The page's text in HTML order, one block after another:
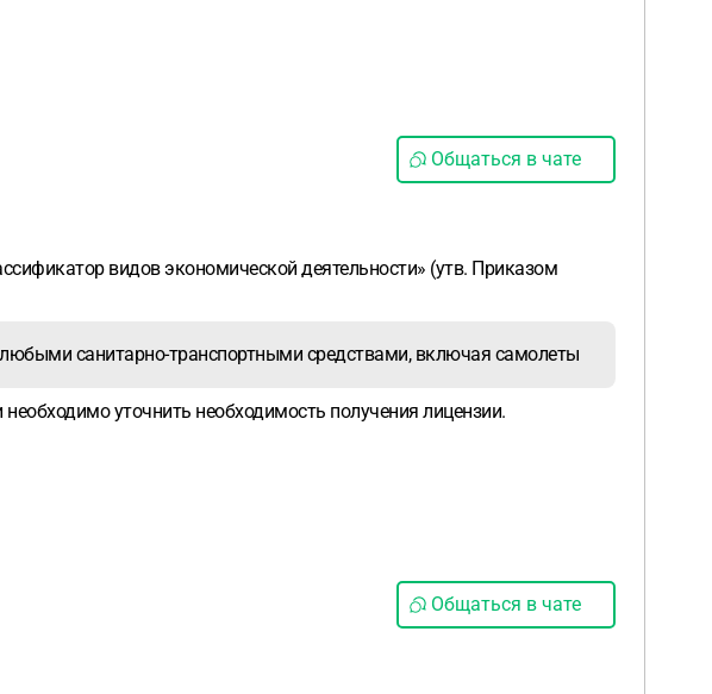
Общаться в чате
видов экономической деятельности» (утв. Приказом
санитарно-транспортными средствами, включая самолеты
уточнить необходимость получения лицензии.
Общаться в чате